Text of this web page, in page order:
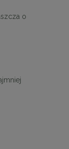
stolik
o